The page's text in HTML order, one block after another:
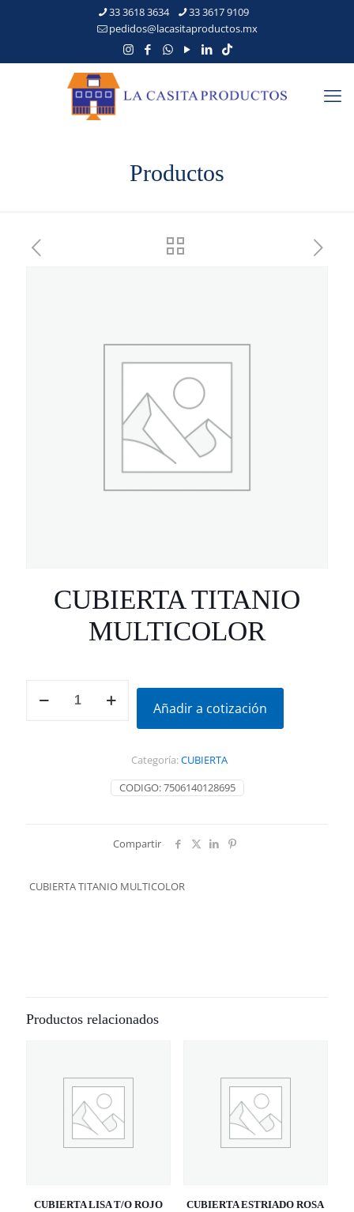
33 3618 3634
33 3617 9109
pedidos@lacasitaproductos.mx
Productos
CUBIERTA TITANIO
MULTICOLOR
TITANIO
Añadir a cotización
CODIGO:7506140128695
Categoría:CUBIERTA
Compartir
CUBIERTA TITANIO MULTICOLOR
Productos relacionados
CUBIERTA LISA T/O ROJO CUBIERTA ESTRIADO ROSA